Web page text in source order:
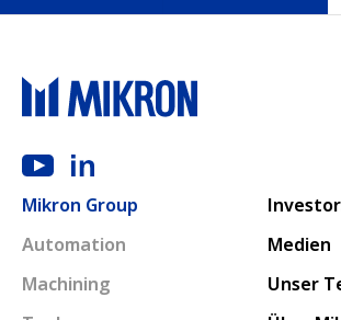
Mikron Group
Automation
Machining
Main
Medien
Unser